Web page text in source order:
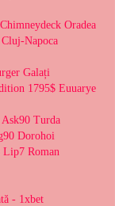
Oradea
Napoca
Galați
1795$ Euuarye
Turda
Dorohoi
Lip7 Roman
- 1xbet